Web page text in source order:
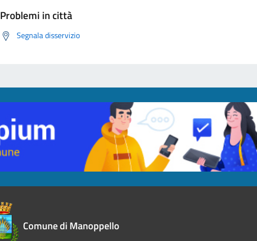
Problemi in città
Segnala disservizio
Comune di Manoppello